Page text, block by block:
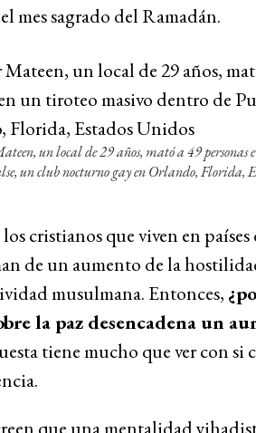
mes sagrado del Ramadán.
un local de 29 años, mató a 49 personas
un club nocturno gay en Orlando, Florida,
cristianos que viven en países
de un aumento de la
musulmana. Entonces,
la paz desencadena un
tiene mucho que ver con si
que una mentalidad